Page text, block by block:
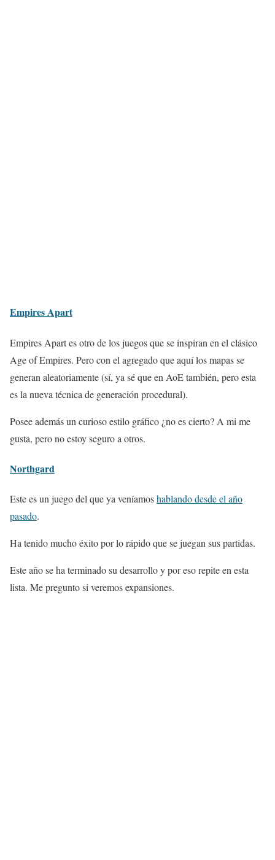
Empires Apart
Empires Apart es otro de los juegos que se inspiran en el clásico
Age of Empires. Pero con el agregado que aquí los mapas se
generan aleatoriamente (sí, ya sé que en AoE también, pero esta
es la nueva técnica de generación procedural).
Posee además un curioso estilo gráfico ¿no es cierto? A mi me
gusta, pero no estoy seguro a otros.
Northgard
Este es un juego del que ya veníamoshablando desde el año
pasado.
Ha tenido mucho éxito por lo rápido que se juegan sus partidas.
Este año se ha terminado su desarrollo y por eso repite en esta
lista. Me pregunto si veremos expansiones.